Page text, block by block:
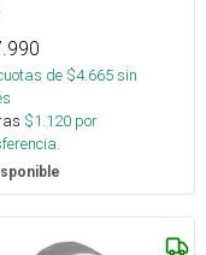
de $4.665sin
$1.120 por